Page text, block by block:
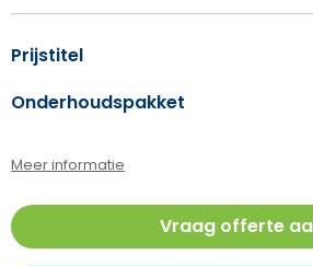
Prijstitel
Onderhoudspakket
Meer informatie
Vraag offerte